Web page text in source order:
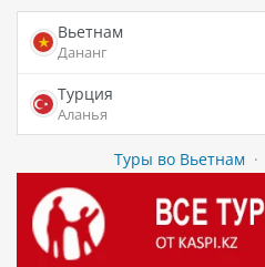
Вьетнам
Дананг
Турция
Аланья
Туры во Вьетнам ·